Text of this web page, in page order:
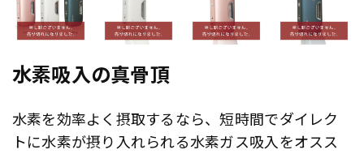
水素吸入の真骨頂
水素を効率よく摂取するなら、短時間でダイレク
トに水素が摂り入れられる水素ガス吸入をオスス